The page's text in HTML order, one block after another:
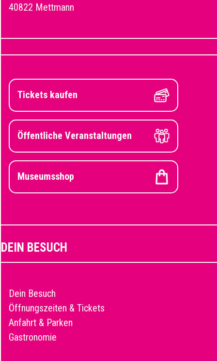
40822 Mettmann
Tickets kaufen
Öffentliche Veranstaltungen
Museumsshop
DEIN BESUCH
Dein Besuch
Öffnungszeiten & Tickets
Anfahrt & Parken
Gastronomie